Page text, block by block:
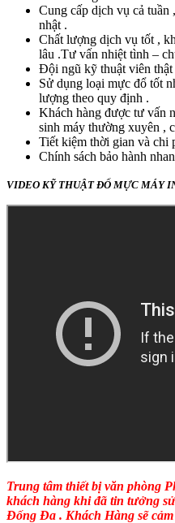
Cung cấp dịch vụ cả
nhật .
Chất lượng dịch vụ tốt ,
lâu .Tư vấn nhiệt tình –
Đội ngũ kỹ thuật viên
Sử dụng loại mực đổ tốt
lượng theo quy định .
Khách hàng được tư vấn
sinh máy thường xuyên ,
Tiết kiệm thời gian và chi
Chính sách bảo hành
VIDEO KỸ THUẬT ĐỔ MỰC MÁY
Trung tâm thiết bị văn phòng
khách hàng khi đã tin tưởng
Đống Đa . Khách Hàng sẽ